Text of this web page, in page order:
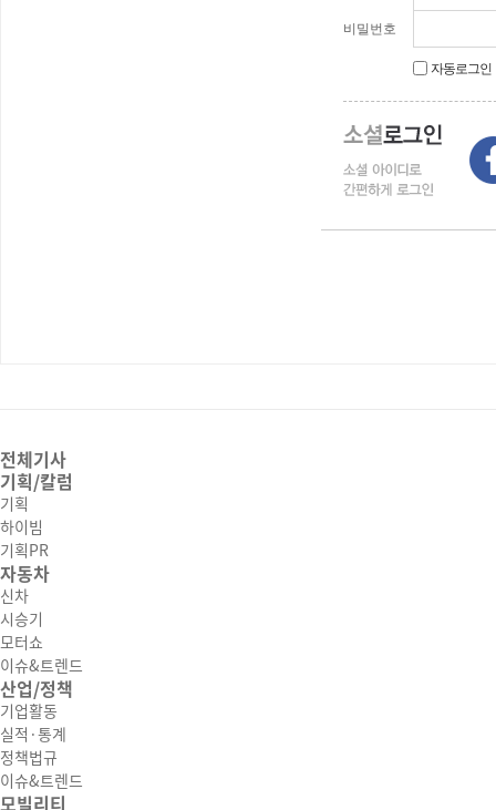
비밀번호
자동로그인
전체기사
기획/칼럼
기획
하이빔
기획PR
자동차
신차
시승기
모터쇼
이슈&트렌드
산업/정책
기업활동
실적·통계
정책법규
이슈&트렌드
모빌리티